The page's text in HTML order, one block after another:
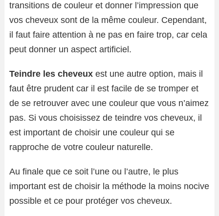
transitions de couleur et donner l’impression que
vos cheveux sont de la même couleur. Cependant,
il faut faire attention à ne pas en faire trop, car cela
peut donner un aspect artificiel.
Teindre les cheveux est une autre option, mais il
faut être prudent car il est facile de se tromper et
de se retrouver avec une couleur que vous n’aimez
pas. Si vous choisissez de teindre vos cheveux, il
est important de choisir une couleur qui se
rapproche de votre couleur naturelle.
Au finale que ce soit l’une ou l’autre, le plus
important est de choisir la méthode la moins nocive
possible et ce pour protéger vos cheveux.